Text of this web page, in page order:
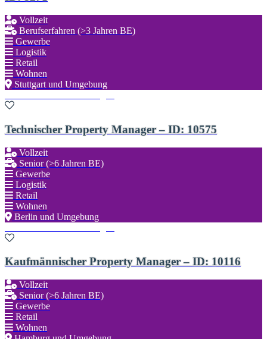
Vollzeit
Berufserfahren (>3 Jahren BE)
Gewerbe
Logistik
Retail
Wohnen
Stuttgart und Umgebung
Technischer Property Manager – ID: 10575
Vollzeit
Senior (>6 Jahren BE)
Gewerbe
Logistik
Retail
Wohnen
Berlin und Umgebung
Kaufmännischer Property Manager – ID: 10116
Vollzeit
Senior (>6 Jahren BE)
Gewerbe
Retail
Wohnen